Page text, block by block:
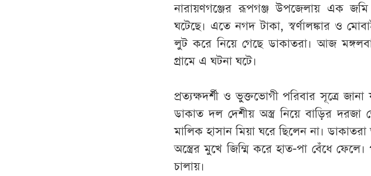
নারায়ণগঞ্জের রূপগঞ্জ উপজেলায় এক জমি
ঘটেছে। এতে নগদ টাকা, স্বর্ণালঙ্কার ও
লুট করে নিয়ে গেছে ডাকাতরা। আজ
গ্রামে এ ঘটনা ঘটে।
প্রত্যক্ষদর্শী ও ভুক্তভোগী পরিবার সূত্রে
ডাকাত দল দেশীয় অস্ত্র নিয়ে বাড়ির
মালিক হাসান মিয়া ঘরে ছিলেন না।
অস্ত্রের মুখে জিম্মি করে হাত-পা বেঁধে
চালায়।